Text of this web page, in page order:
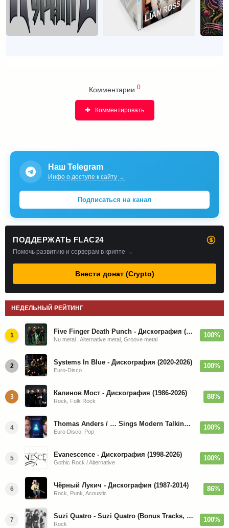
Комментарии 0
Комментировать
Наш Telegram
Инфо о доступе к сайту →
Подписаться на канал
ПОДДЕРЖАТЬ FLAC24
Помочь развитию и серверам в крипте →
Внести донат (Crypto)
НЕДЕЛЬНЫЙ РЕЙТИНГ
1 Five Finger Death Punch - Дискография (2008-2026)
Nu metal , Alternative metal, Groove metal
100%
2 Systems In Blue - Дискография (2020-2026)
Euro-Disco
100%
3 Калинов Мост - Дискография (1986-2026)
Rock, Folk Rock
88%
4 Thomas Anders / … Sings Modern Talking: The Best hi-res
Euro Disco, Pop
100%
5 Evanescence - Дискография (1998-2026)
Gothic Rock / Alternative
100%
6 Чёрный Лукич - Дискография (1987-2014)
Rock, Punk, Acoustic
86%
7 Suzi Quatro - Suzi Quatro (Bonus Tracks, Remaster) 1973/2022
Rock
100%